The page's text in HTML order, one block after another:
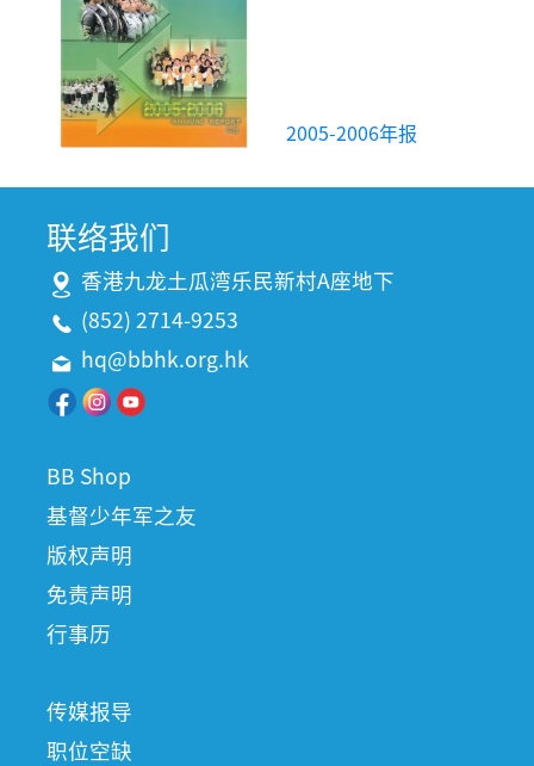
2005-2006年报
联络我们
香港九龙土瓜湾乐民新村A座地下
(852) 2714-9253
hq@bbhk.org.hk
BB Shop
基督少年军之友
版权声明
免责声明
行事历
传媒报导
职位空缺